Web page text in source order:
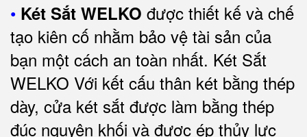
• Két Sắt WELKO được thiết kế và chế
tạo kiên cố nhằm bảo vệ tài sản của
bạn một cách an toàn nhất. Két Sắt
WELKO Với kết cấu thân két bằng thép
dày, cửa két sắt được làm bằng thép
đúc nguyên khối và được ép thủy lực